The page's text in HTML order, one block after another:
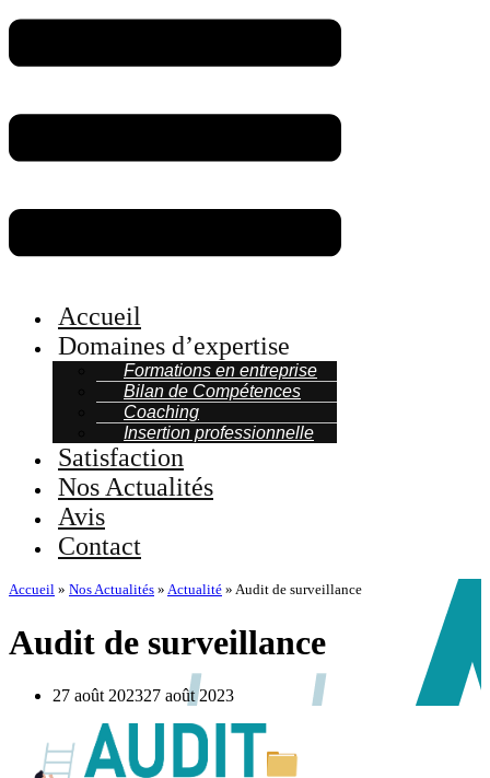
Accueil
Domaines d’expertise
Formations en entreprise
Bilan de Compétences
Coaching
Insertion professionnelle
Satisfaction
Nos Actualités
Avis
Contact
Accueil » Nos Actualités » Actualité » Audit de surveillance
Audit de surveillance
27 août 202327 août 2023